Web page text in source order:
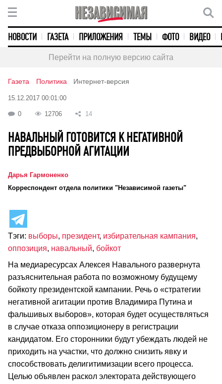
НОВОСТИ ГАЗЕТА ПРИЛОЖЕНИЯ ТЕМЫ ФОТО ВИДЕО
Перейти на полную версию сайта
Газета Политика Интернет-версия
15.12.2017 00:01:00
0 12706 14
НАВАЛЬНЫЙ ГОТОВИТСЯ К НЕГАТИВНОЙ
ПРЕДВЫБОРНОЙ АГИТАЦИИ
Дарья Гармоненко
Корреспондент отдела политики "Независимой газеты"
Тэги: выборы, президент, избирательная кампания,
оппозиция, навальный, бойкот
На медиаресурсах Алексея Навального развернута
разъяснительная работа по возможному будущему
бойкоту президентской кампании. Речь о «стратегии
негативной агитации против Владимира Путина и
фальшивых выборов», которая будет осуществляться
в случае отказа оппозиционеру в регистрации
кандидатом. Его сторонники будут убеждать людей не
приходить на участки, что должно снизить явку и
способствовать делигитимизации всего процесса.
Целью объявлен раскол электората действующего